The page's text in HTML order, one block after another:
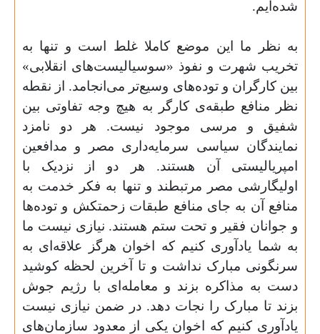
شده‌ایم.
به نظر ما این موضع کاملا غلط است و تنها به
تخریب شهرت و نفوذ «سوسیالیست‌های انقلابی»
بین کارگران و توده‌های وسیع‌تر می‌انجامد. از نقطه
نظر منافع طبقه‌ی کارگر به هیچ وجه تفاوتی بین
شفیق و مرسی موجود نیست. هر دو نامزد
نمایندگان سیاسی سرمایه‌داری مصر و مدافعین
امپریالیستی آن هستند. هر دو از نزدیک با
اولیگارشی مصر مرتبطند و تنها به فکر خدمت به
منافع آن به جای منافع طبقات زحمتکش و توده‌ها
و جوانان فقیر و تحت ستم هستند. نیازی نیست ما
به شما یادآوری کنیم که اخوان هرگز علاقه‌ای به
سرنگونی مبارک نداشت و تا آخرین لحظه کوشید
دست به مذاکره بزند و معامله‌ای با رژیم جوش
بزند تا مبارک را نجات دهد. در ضمن نیازی نیست
یادآوری کنیم که اخوان یکی از معدود سازمان‌های